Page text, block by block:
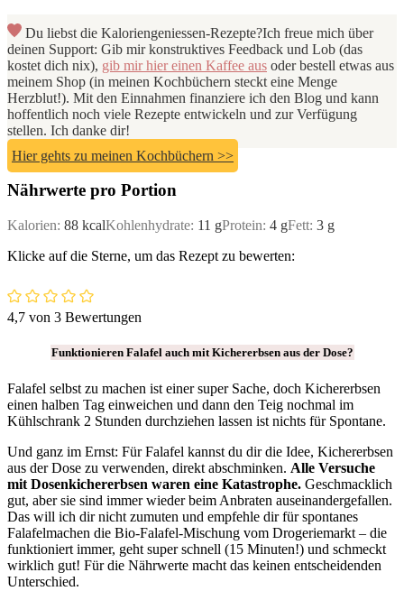
Du liebst die Kaloriengeniessen-Rezepte?Ich freue mich über
deinen Support: Gib mir konstruktives Feedback und Lob (das
kostet dich nix), gib mir hier einen Kaffee aus oder bestell etwas aus
meinem Shop (in meinen Kochbüchern steckt eine Menge
Herzblut!). Mit den Einnahmen finanziere ich den Blog und kann
hoffentlich noch viele Rezepte entwickeln und zur Verfügung
stellen. Ich danke dir!
Hier gehts zu meinen Kochbüchern >>
Nährwerte pro Portion
Kalorien: 88 kcalKohlenhydrate: 11 gProtein: 4 gFett: 3 g
Klicke auf die Sterne, um das Rezept zu bewerten:
4,7 von 3 Bewertungen
Funktionieren Falafel auch mit Kichererbsen aus der Dose?
Falafel selbst zu machen ist einer super Sache, doch Kichererbsen
einen halben Tag einweichen und dann den Teig nochmal im
Kühlschrank 2 Stunden durchziehen lassen ist nichts für Spontane.
Und ganz im Ernst: Für Falafel kannst du dir die Idee, Kichererbsen
aus der Dose zu verwenden, direkt abschminken. Alle Versuche
mit Dosenkichererbsen waren eine Katastrophe. Geschmacklich
gut, aber sie sind immer wieder beim Anbraten auseinandergefallen.
Das will ich dir nicht zumuten und empfehle dir für spontanes
Falafelmachen die Bio-Falafel-Mischung vom Drogeriemarkt – die
funktioniert immer, geht super schnell (15 Minuten!) und schmeckt
wirklich gut! Für die Nährwerte macht das keinen entscheidenden
Unterschied.